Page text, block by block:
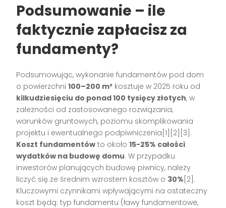
Podsumowanie – ile
faktycznie zapłacisz za
fundamenty?
Podsumowując, wykonanie fundamentów pod dom
o powierzchni100–200 m² kosztuje w 2025 roku od
kilkudziesięciu do ponad 100 tysięcy złotych, w
zależności od zastosowanego rozwiązania,
warunków gruntowych, poziomu skomplikowania
projektu i ewentualnego podpiwniczenia[1][2][3].
Koszt fundamentów to około15-25% całości
wydatków na budowę domu. W przypadku
inwestorów planujących budowę piwnicy, należy
liczyć się ze średnim wzrostem kosztów o 30% [2].
Kluczowymi czynnikami wpływającymi na ostateczny
koszt będą: typ fundamentu (ławy fundamentowe,